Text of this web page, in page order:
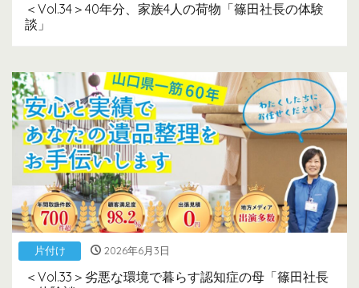
＜Vol.34＞40年分、家族4人の荷物「篠田社長の体験
談」
片付け 2026年6月3日
＜Vol.33＞劣悪な環境で暮らす認知症の母「篠田社長